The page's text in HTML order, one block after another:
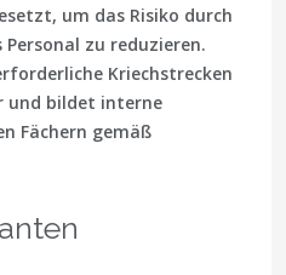
um das Risiko durch
zu reduzieren.
Kriechstrecken
und bildet interne
Fächern gemäß